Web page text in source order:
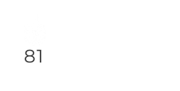
contenu
81